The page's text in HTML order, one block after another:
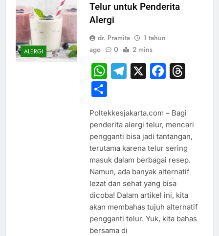
ALERGI
Telur untuk Penderita
Alergi
dr. Pramita
1 tahun
ago
0 2 mins
WhatsApp
Telegram
X
Share
Poltekkesjakarta.com – Bagi
penderita alergi telur, mencari
pengganti bisa jadi tantangan,
terutama karena telur sering
masuk dalam berbagai resep.
Namun, ada banyak alternatif
lezat dan sehat yang bisa
dicoba! Dalam artikel ini, kita
akan membahas tujuh alternatif
pengganti telur. Yuk, kita bahas
bersama di